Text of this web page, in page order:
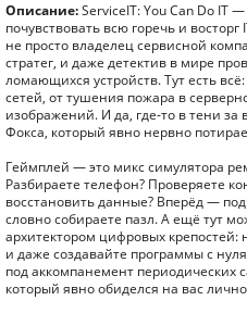
Описание:ServiceIT: You Can Do IT
почувствовать всю горечь и
не просто владелец сервисной
стратег, и даже детектив в мире
ломающихся устройств. Тут есть
сетей, от тушения пожара в
изображений. И да, где-то в тени за
Фокса, который явно нервно
Геймплей — это микс симулятора
Разбираете телефон? Проверяете
восстановить данные? Вперёд —
словно собираете пазл. А ещё тут
архитектором цифровых
и даже создавайте программы с
под аккомпанемент периодических
который явно обиделся на вас